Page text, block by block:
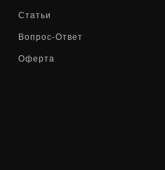
Статьи
Вопрос-Ответ
Оферта